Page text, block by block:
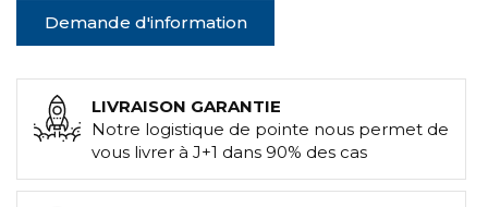
Demande d'information
LIVRAISON GARANTIE
Notre logistique de pointe nous permet de
vous livrer à J+1 dans 90% des cas